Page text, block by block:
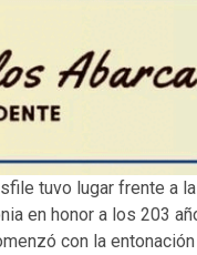
tuvo lugar frente a
en honor a los 203
con la